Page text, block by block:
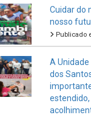
Cuidar do
nosso
Publicado
A
dos